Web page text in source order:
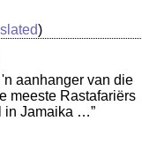
)
aanhanger van die
meeste Rastafariërs
in Jamaika …”